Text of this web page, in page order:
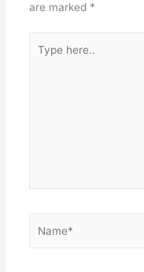
are marked *
here..